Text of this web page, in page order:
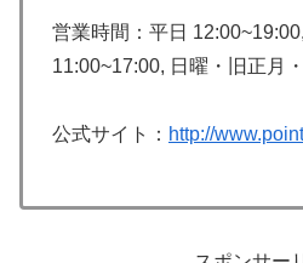
営業時間：平日
11:00~17:00, 日曜・旧正月
公式サイト： http://